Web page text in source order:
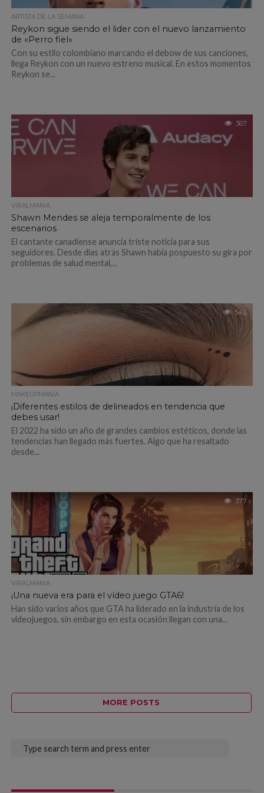
ARTISTA DE LA SEMANA
Reykon sigue siendo el lider con el nuevo lanzamiento
de «Perro fiel»
Con su estilo colombiano marcando el debow de sus canciones,
llega Reykon con un nuevo estreno musical. En estos momentos
Reykon se...
367
VIRALMANIA
Shawn Mendes se aleja temporalmente de los
escenarios
El cantante canadiense anuncia triste noticia para sus
seguidores. Desde dias atrás Shawn había pospuesto su gira por
problemas de salud mental,...
542
MAKEUPMANÍA
¡Diferentes estilos de delineados en tendencia que
debes usar!
El 2022 ha sido un año de grandes cambios estéticos, donde las
tendencias han llegado más fuertes. Algo que ha resaltado
desde...
377
VIRALMANIA
¡Una nueva era para el vídeo juego GTA6!
Han sido varios años que GTA ha liderado en la industria de los
videojuegos, sin embargo en esta ocasión llegan con una...
MORE POSTS